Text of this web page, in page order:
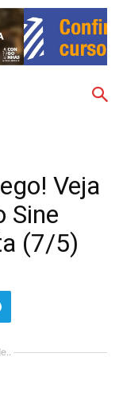
Veja
Sine
(7/5)